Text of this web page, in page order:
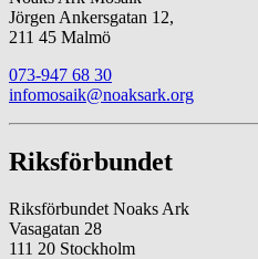
Jörgen Ankersgatan 12,
211 45 Malmö
073-947 68 30
infomosaik@noaksark.org
Riksförbundet
Riksförbundet Noaks Ark
Vasagatan 28
111 20 Stockholm